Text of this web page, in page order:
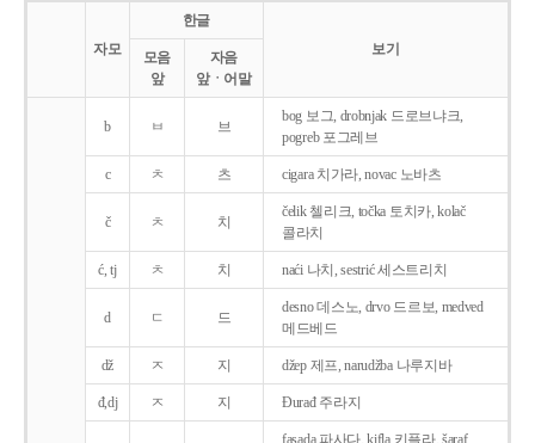
자모
한글
보기
모음
앞
자음
앞ㆍ어말
b ㅂ 브
bog 보그, drobnjak 드로브냐크,
pogreb 포그레브
c ㅊ 츠 cigara 치가라, novac 노바츠
č ㅊ 치
čelik 첼리크, točka 토치카, kolač
콜라치
ć, tj ㅊ 치 naći 나치, sestrić 세스트리치
d ㄷ 드
desno 데스노, drvo 드르보, medved
메드베드
dž ㅈ 지 džep 제프, narudžba 나루지바
đ,dj ㅈ 지 Ðurađ 주라지
fasada 파사다, kifla 키플라, šaraf